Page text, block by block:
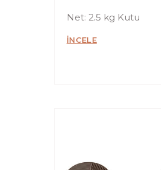
Net: 2.5 kg Kutu
İNCELE